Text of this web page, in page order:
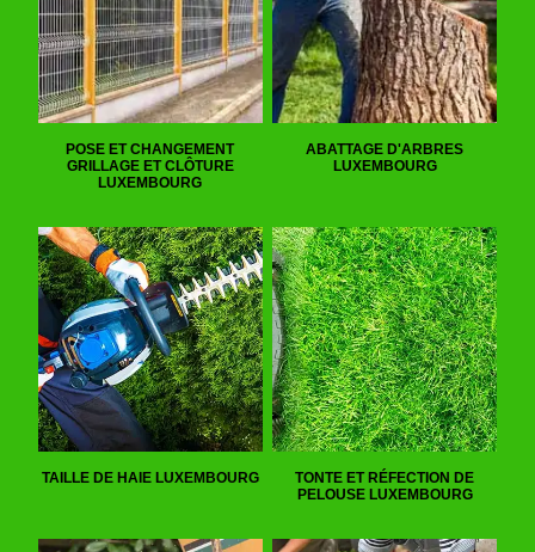
POSE ET CHANGEMENT
GRILLAGE ET CLÔTURE
LUXEMBOURG
ABATTAGE D'ARBRES
LUXEMBOURG
TAILLE DE HAIE LUXEMBOURG
TONTE ET RÉFECTION DE
PELOUSE LUXEMBOURG